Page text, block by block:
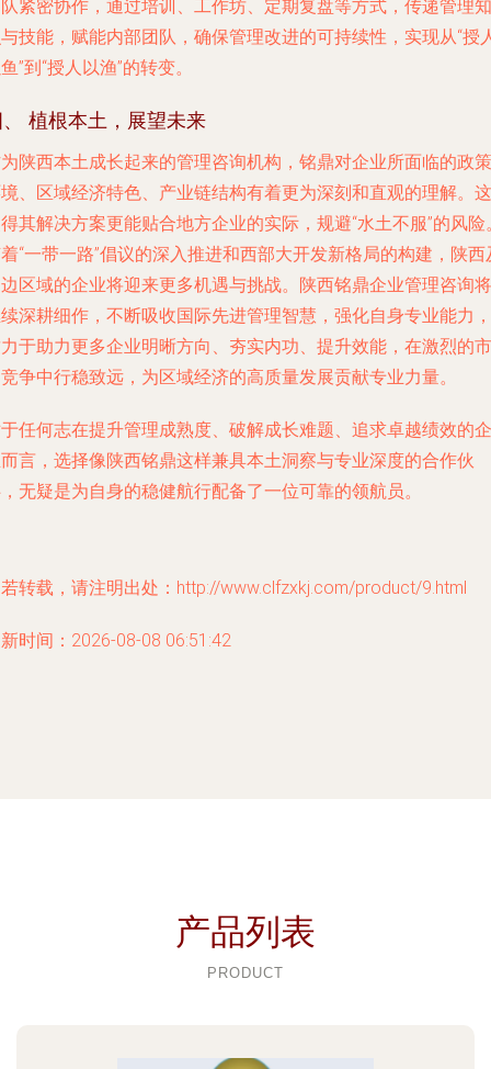
紧密协作，通过培训、工作坊、定期复盘等方式，传递管理知
技能，赋能内部团队，确保管理改进的可持续性，实现从“授
”到“授人以渔”的转变。
植根本土，展望未来
陕西本土成长起来的管理咨询机构，铭鼎对企业所面临的政策
、区域经济特色、产业链结构有着更为深刻和直观的理解。这
其解决方案更能贴合地方企业的实际，规避“水土不服”的风险
“一带一路”倡议的深入推进和西部大开发新格局的构建，陕西
区域的企业将迎来更多机遇与挑战。陕西铭鼎企业管理咨询将
深耕细作，不断吸收国际先进管理智慧，强化自身专业能力，
于助力更多企业明晰方向、夯实内功、提升效能，在激烈的市
争中行稳致远，为区域经济的高质量发展贡献专业力量。
任何志在提升管理成熟度、破解成长难题、追求卓越绩效的企
言，选择像陕西铭鼎这样兼具本土洞察与专业深度的合作伙
无疑是为自身的稳健航行配备了一位可靠的领航员。
转载，请注明出处：http://www.clfzxkj.com/product/9.html
时间：2026-08-08 06:51:42
产品列表
PRODUCT